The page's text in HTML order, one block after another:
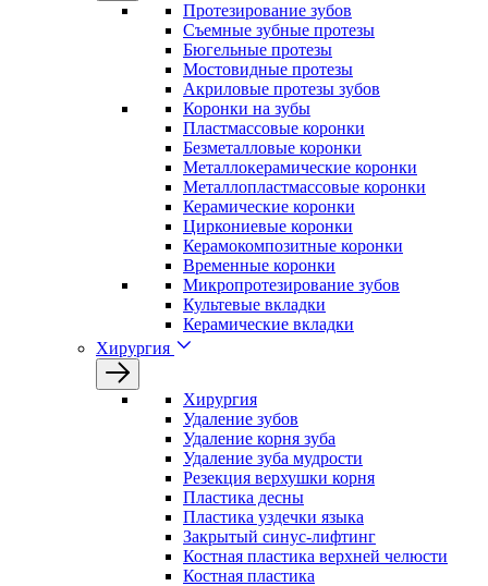
Протезирование зубов
Съемные зубные протезы
Бюгельные протезы
Мостовидные протезы
Акриловые протезы зубов
Коронки на зубы
Пластмассовые коронки
Безметалловые коронки
Металлокерамические коронки
Металлопластмассовые коронки
Керамические коронки
Циркониевые коронки
Керамокомпозитные коронки
Временные коронки
Микропротезирование зубов
Культевые вкладки
Керамические вкладки
Хирургия
Хирургия
Удаление зубов
Удаление корня зуба
Удаление зуба мудрости
Резекция верхушки корня
Пластика десны
Пластика уздечки языка
Закрытый синус-лифтинг
Костная пластика верхней челюсти
Костная пластика